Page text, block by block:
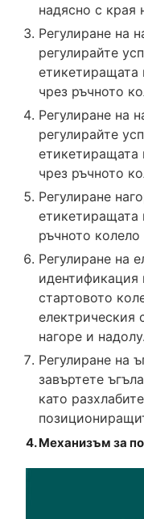
надясно с края
Регулиране на
регулирайте
етикетиращата
чрез ръчното
Регулиране на
регулирайте
етикетиращата
чрез ръчното
Регулиране
етикетиращата
ръчното колело
Регулиране на
идентификация
стартовото
електрическия
нагоре и надолу.
Регулиране на
завъртете
като
4. Механизъм за